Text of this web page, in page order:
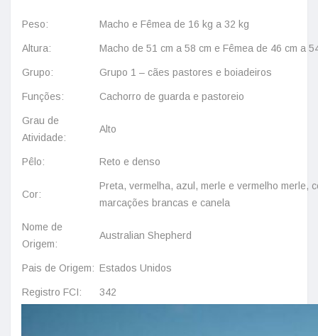
Peso: Macho e Fêmea de 16 kg a 32 kg
Altura: Macho de 51 cm a 58 cm e Fêmea de 46 cm a
Grupo: Grupo 1 – cães pastores e boiadeiros
Funções: Cachorro de guarda e pastoreio
Grau de
Atividade:
Alto
Pêlo: Reto e denso
Cor:
Preta, vermelha, azul, merle e vermelho merle,
marcações brancas e canela
Nome de
Origem:
Australian Shepherd
Pais de Origem: Estados Unidos
Registro FCI: 342